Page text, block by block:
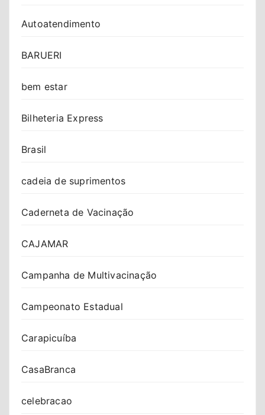
Autoatendimento
BARUERI
bem estar
Bilheteria Express
Brasil
cadeia de suprimentos
Caderneta de Vacinação
CAJAMAR
Campanha de Multivacinação
Campeonato Estadual
Carapicuíba
CasaBranca
celebracao